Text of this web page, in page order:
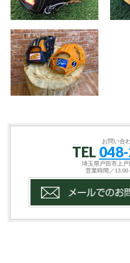
お問い合
TEL
埼玉県戸田市上戸
営業時間／13:00